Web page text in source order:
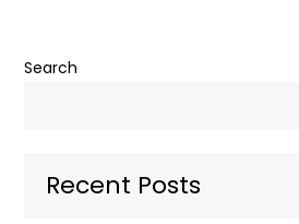
Search
Recent Posts